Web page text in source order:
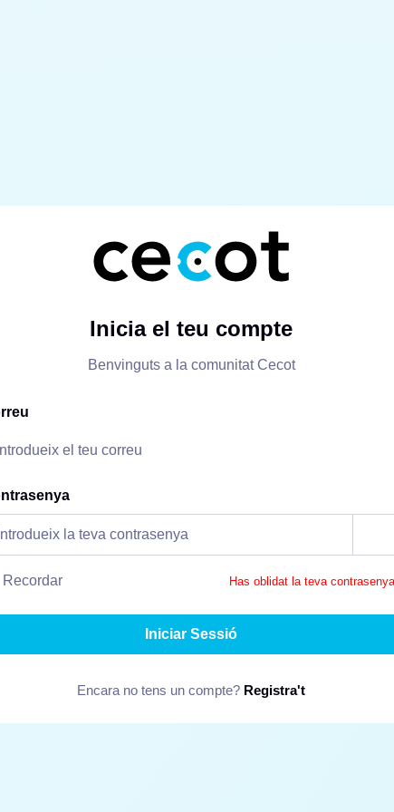
Inicia el teu compte
Benvinguts a la comunitat Cecot
Recordar Has oblidat la teva
Iniciar Sessió
Encara no tens un compte? Registra't